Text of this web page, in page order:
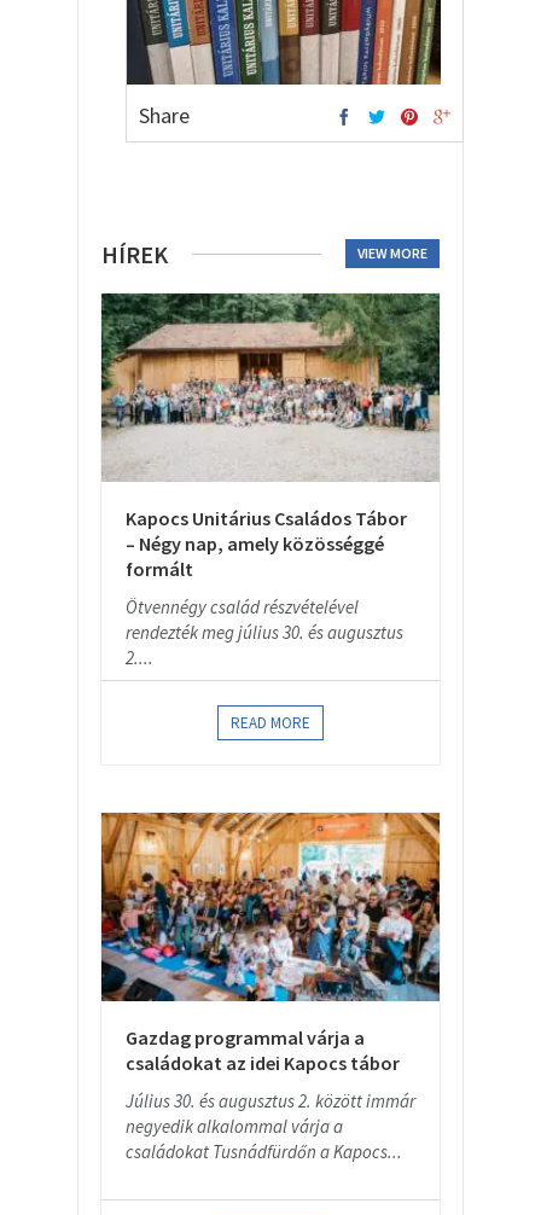
Share
HÍREK VIEW MORE
Kapocs Unitárius Családos Tábor
– Négy nap, amely közösséggé
formált
Ötvennégy család részvételével
rendezték meg július 30. és augusztus
2....
READ MORE
Gazdag programmal várja a
családokat az idei Kapocs tábor
Július 30. és augusztus 2. között immár
negyedik alkalommal várja a
családokat Tusnádfürdőn a Kapocs...